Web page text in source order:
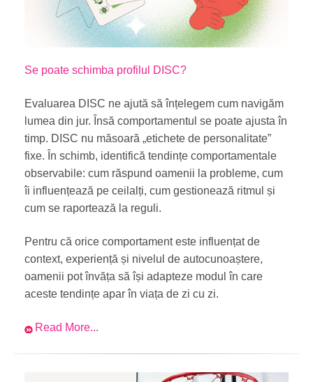
Se poate schimba profilul DISC?
Evaluarea DISC ne ajută să înțelegem cum navigăm
lumea din jur. Însă comportamentul se poate ajusta în
timp. DISC nu măsoară „etichete de personalitate”
fixe. În schimb, identifică tendințe comportamentale
observabile: cum răspund oamenii la probleme, cum
îi influențează pe ceilalți, cum gestionează ritmul și
cum se raportează la reguli.
Pentru că orice comportament este influențat de
context, experiență și nivelul de autocunoaștere,
oamenii pot învăța să își adapteze modul în care
aceste tendințe apar în viața de zi cu zi.
Read More...